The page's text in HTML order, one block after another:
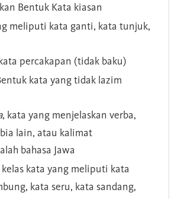
Bentuk Kata kiasan
meliputi kata ganti, kata tunjuk,
percakapan (tidak baku)
kata yang tidak lazim
, kata yang menjelaskan verba,
lain, atau kalimat
bahasa Jawa
kelas kata yang meliputi kata
kata seru, kata sandang,